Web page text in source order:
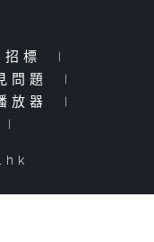
招標
|
問題
|
放器
|
|